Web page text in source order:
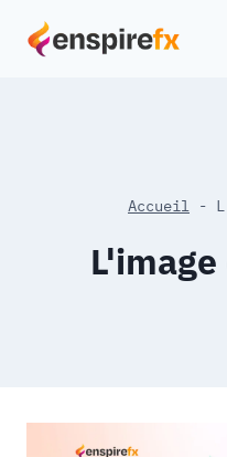
Accueil -